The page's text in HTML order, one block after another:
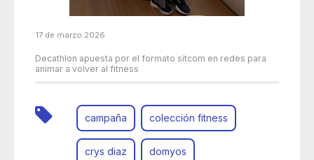
17 de marzo 2026
Decathlon apuesta por el formato sitcom en redes para
animar a volver al fitness
campaña colección fitness
crys diaz domyos